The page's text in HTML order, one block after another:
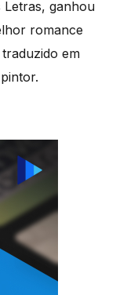
Letras, ganhou
romance
em